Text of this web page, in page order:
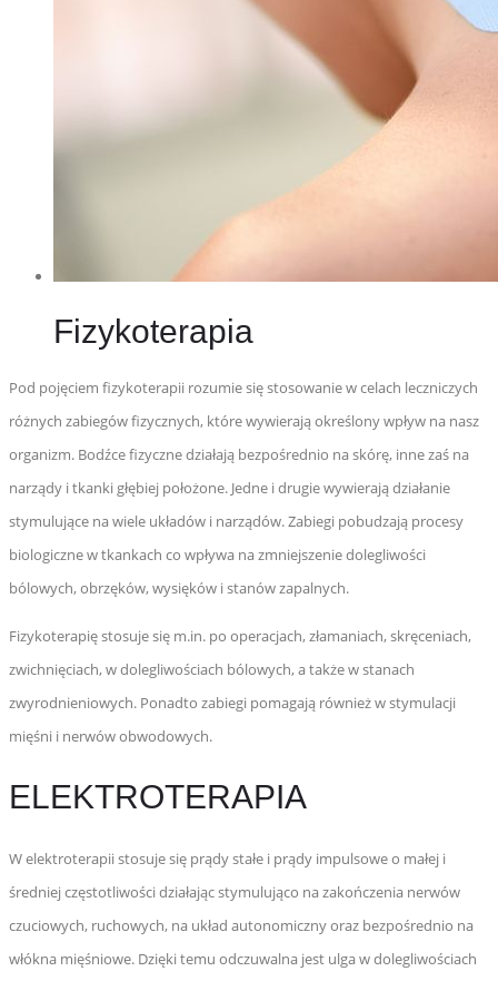
Fizykoterapia
Pod pojęciem fizykoterapii rozumie się stosowanie w celach leczniczych
różnych zabiegów fizycznych, które wywierają określony wpływ na nasz
organizm. Bodźce fizyczne działają bezpośrednio na skórę, inne zaś na
narządy i tkanki głębiej położone. Jedne i drugie wywierają działanie
stymulujące na wiele układów i narządów. Zabiegi pobudzają procesy
biologiczne w tkankach co wpływa na zmniejszenie dolegliwości
bólowych, obrzęków, wysięków i stanów zapalnych.
Fizykoterapię stosuje się m.in. po operacjach, złamaniach, skręceniach,
zwichnięciach, w dolegliwościach bólowych, a także w stanach
zwyrodnieniowych. Ponadto zabiegi pomagają również w stymulacji
mięśni i nerwów obwodowych.
ELEKTROTERAPIA
W elektroterapii stosuje się prądy stałe i prądy impulsowe o małej i
średniej częstotliwości działając stymulująco na zakończenia nerwów
czuciowych, ruchowych, na układ autonomiczny oraz bezpośrednio na
włókna mięśniowe. Dzięki temu odczuwalna jest ulga w dolegliwościach